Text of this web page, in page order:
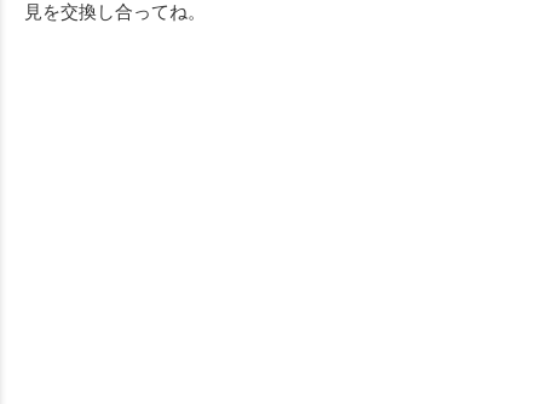
見を交換し合ってね。